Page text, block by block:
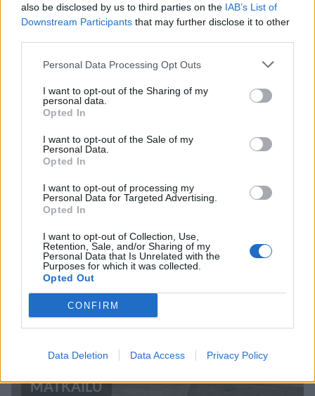
also be disclosed by us to third parties on the IAB’s List of
Downstream Participants that may further disclose it to other
Personal Data Processing Opt Outs
I want to opt-out of the Sharing of my
personal data.
Opted In
I want to opt-out of the Sale of my
Personal Data.
Opted In
I want to opt-out of processing my
Personal Data for Targeted Advertising.
Opted In
I want to opt-out of Collection, Use,
Retention, Sale, and/or Sharing of my
Personal Data that Is Unrelated with the
Purposes for which it was collected.
Opted Out
CONFIRM
Data Deletion Data Access Privacy Policy
1
Leskeneläke ei kuulu kaikille –
Kela muistuttaa tärkeästä
ikärajasta
2
MATKAILU